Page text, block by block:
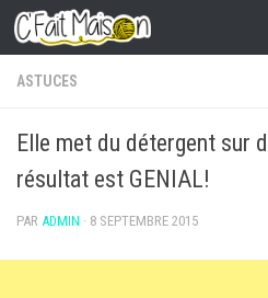
Skip to content
ASTUCES
Elle met du détergent sur
résultat est GENIAL!
PAR ADMIN · 8 SEPTEMBRE 2015